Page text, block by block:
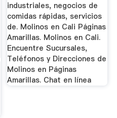
industriales, negocios de
comidas rápidas, servicios
de. Molinos en Cali Páginas
Amarillas. Molinos en Cali.
Encuentre Sucursales,
Teléfonos y Direcciones de
Molinos en Páginas
Amarillas. Chat en línea